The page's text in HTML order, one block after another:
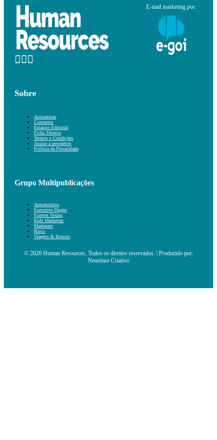
E-mail marketing por:
Sobre
Assinaturas
Contactos
Estatuto Editorial
Ficha Técnica
Termos e Condições
Assine a newsletter
Política de Privacidade
Grupo Multipublicações
Automonitor
Executive Digest
Forever Young
Kids Marketeer
Marketeer
Risco
Viagens & Resorts
© 2026 Human Resources. Todos os direitos reservados. | Produzido por:
Neurónio Criativo